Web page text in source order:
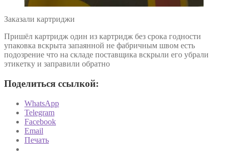
Заказали картриджи
Пришёл картридж один из картридж без срока годности
упаковка вскрыта запаянной не фабричным швом есть
подозрение что на складе поставщика вскрыли его убрали
этикетку и заправили обратно
Поделиться ссылкой:
WhatsApp
Telegram
Facebook
Email
Печать